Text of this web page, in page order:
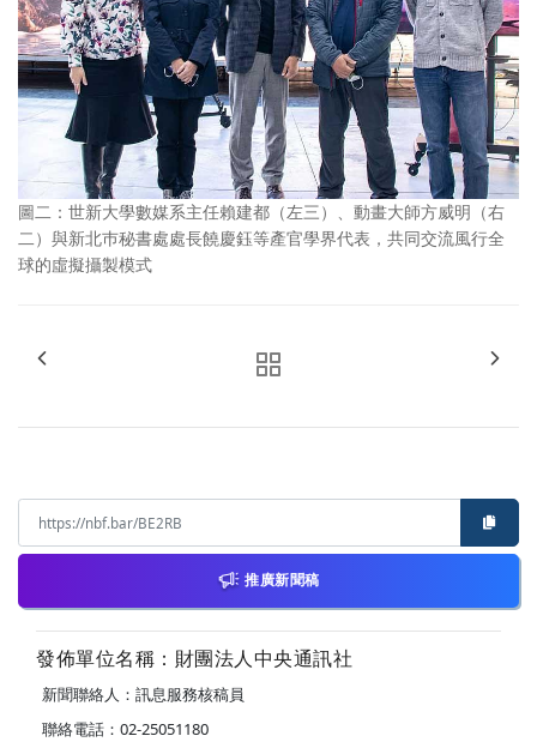
圖二：世新大學數媒系主任賴建都（左三）、動畫大師方威明（右
二）與新北巿秘書處處長饒慶鈺等產官學界代表，共同交流風行全
球的虛擬攝製模式
推廣新聞稿
發佈單位名稱：財團法人中央通訊社
新聞聯絡人：訊息服務核稿員
聯絡電話：02-25051180